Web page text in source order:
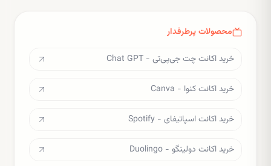
محصولات پرطرفدار
خرید اکانت چت جی‌پی‌تی - Chat GPT
خرید اکانت کنوا - Canva
خرید اکانت اسپاتیفای - Spotify
خرید اکانت دولینگو - Duolingo